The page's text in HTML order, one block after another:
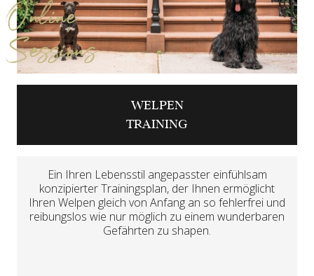
Online
Sessions
WELPEN
TRAINING
Ein Ihren Lebensstil angepasster einfühlsam
konzipierter Trainingsplan, der Ihnen ermöglicht
Ihren Welpen gleich von Anfang an so fehlerfrei und
reibungslos wie nur möglich zu einem wunderbaren
Gefährten zu shapen.